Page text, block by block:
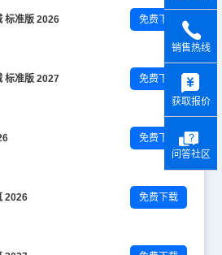
标准版 2026 免费下载
标准版 2027 免费下载
免费下载
2026 免费下载
销售热线
获取报价
问答社区